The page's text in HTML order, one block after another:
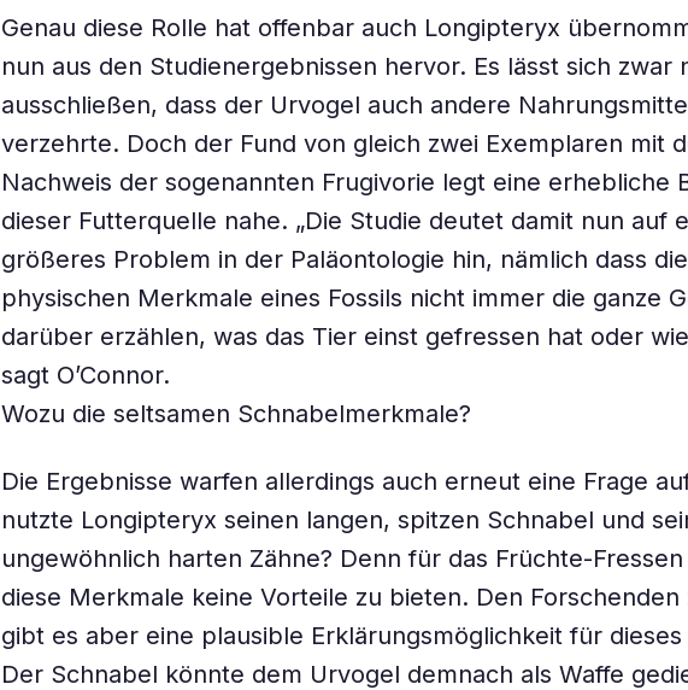
Genau diese Rolle hat offenbar auch Longipteryx
nun aus den Studienergebnissen hervor. Es lässt sich zwar
ausschließen, dass der Urvogel auch andere
verzehrte. Doch der Fund von gleich zwei Exemplaren mit
Nachweis der sogenannten Frugivorie legt eine erhebliche
dieser Futterquelle nahe. „Die Studie deutet damit nun auf
größeres Problem in der Paläontologie hin, nämlich dass die
physischen Merkmale eines Fossils nicht immer die ganze
darüber erzählen, was das Tier einst gefressen hat oder
sagt O’Connor.
Wozu die seltsamen Schnabelmerkmale?
Die Ergebnisse warfen allerdings auch erneut eine Frage
nutzte Longipteryx seinen langen, spitzen Schnabel und
ungewöhnlich harten Zähne? Denn für das Früchte-
diese Merkmale keine Vorteile zu bieten. Den Forschenden
gibt es aber eine plausible Erklärungsmöglichkeit für dieses
Der Schnabel könnte dem Urvogel demnach als Waffe